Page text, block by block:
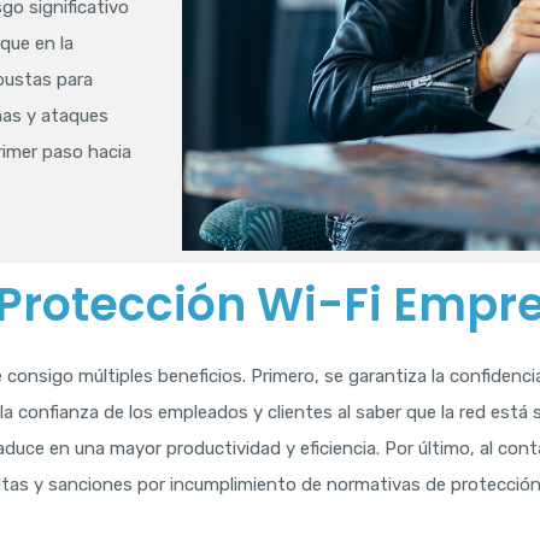
significativo
en la
para
y ataques
paso hacia
Wi-Fi
múltiples beneficios. Primero, se garantiza la
de los empleados y clientes al saber que la red está
en una mayor productividad y eficiencia. Por último, al
y sanciones por incumplimiento de normativas de